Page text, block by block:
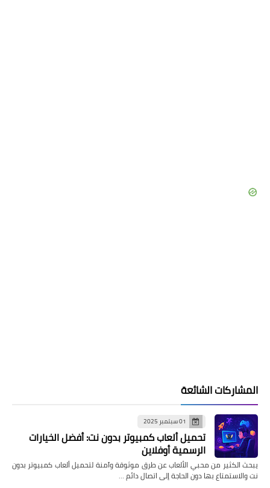
المشاركات الشائعة
01 سبتمبر 2025
تحميل ألعاب كمبيوتر بدون نت: أفضل الخيارات
الرسمية أوفلاين
يبحث الكثير من محبي الألعاب عن طرق موثوقة وآمنة لتحميل ألعاب كمبيوتر بدون
نت والاستمتاع بها دون الحاجة إلى اتصال دائم …